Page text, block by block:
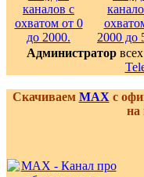
Администратор
Скачиваем MAX с
на